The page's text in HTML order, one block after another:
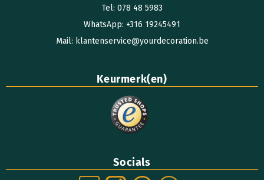
Tel: 078 48 5983
WhatsApp: +316 19245491
Mail: klantenservice@yourdecoration.be
Keurmerk(en)
Socials